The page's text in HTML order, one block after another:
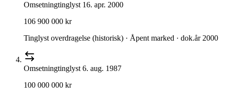
Omsetningtinglyst 16. apr. 2000
106 900 000 kr
Tinglyst overdragelse (historisk) · Åpent marked · dok.år 2000
Omsetningtinglyst 6. aug. 1987
100 000 000 kr